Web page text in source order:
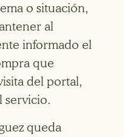
o situación,
al
informado el
que
del portal,
servicio.
queda